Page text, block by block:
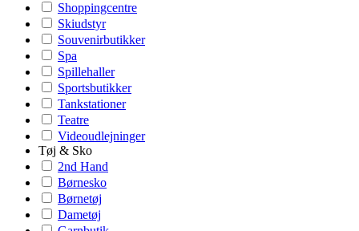
Shoppingcentre
Skiudstyr
Souvenirbutikker
Spa
Spillehaller
Sportsbutikker
Tankstationer
Teatre
Videoudlejninger
Tøj & Sko
2nd Hand
Børnesko
Børnetøj
Dametøj